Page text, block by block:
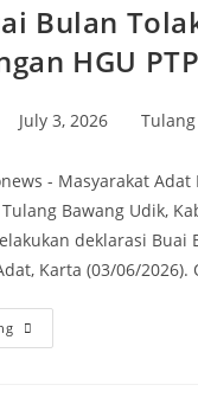
Bulan
HGU
Post
July 3, 2026
Post
- Masyarakat
Bawang Udik,
deklarasi Buai
Karta (03/06/2026).
Marga
Buai